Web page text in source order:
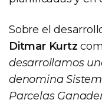
Sobre el
Ditmar Kurtz
desarrollamos
denomina
Parcelas